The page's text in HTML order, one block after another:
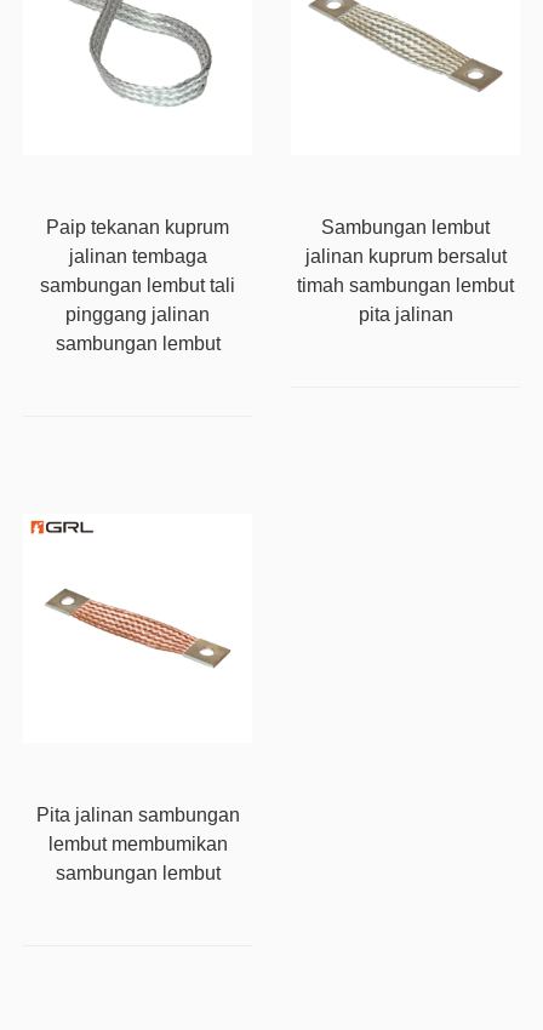
Paip tekanan kuprum
jalinan tembaga
sambungan lembut tali
pinggang jalinan
sambungan lembut
Sambungan lembut
jalinan kuprum bersalut
timah sambungan lembut
pita jalinan
Pita jalinan sambungan
lembut membumikan
sambungan lembut